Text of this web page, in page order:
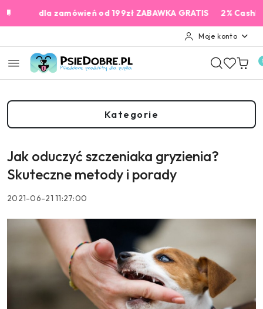
Przejdź do treści głównej
Przejdź do wyszukiwarki
Przejdź do moje konto
Przejdź do menu głównego
Przejdź do stopki
zamówień od 199zł ZABAWKA GRATIS 2% Cashback na
Moje konto
Kategorie
Jak oduczyć szczeniaka gryzienia?
Skuteczne metody i porady
2021-06-21 11:27:00